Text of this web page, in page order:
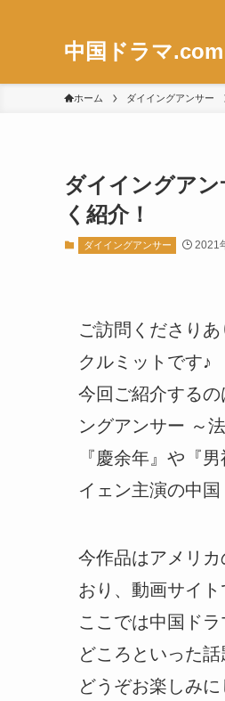
中国ドラマ.com
ホーム ダイイングアンサー
ダイイングア
く紹介！
ダイイングアンサー 2021
ご訪問くださりあ
クルミットです♪
今回ご紹介する
ングアンサー ～
『慶余年』や『
イェン主演の中国
今作品はアメリ
おり、動画サイ
ここでは中国ド
どころといった
どうぞお楽しみ